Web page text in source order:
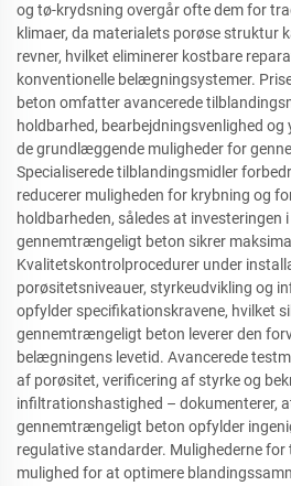
og tø-krydsning overgår ofte dem for
klimaer, da materialets porøse struktur
revner, hvilket eliminerer kostbare
konventionelle belægningsystemer.
beton omfatter avancerede
holdbarhed, bearbejdningsvenlighed og
de grundlæggende muligheder for
Specialiserede tilblandingsmidler
reducerer muligheden for krybning og
holdbarheden, således at investeringen
gennemtrængeligt beton sikrer
Kvalitetskontrolprocedurer under
porøsitetsniveauer, styrkeudvikling og
opfylder specifikationskravene, hvilket
gennemtrængeligt beton leverer den
belægningens levetid. Avancerede
af porøsitet, verificering af styrke og
infiltrationshastighed – dokumenterer,
gennemtrængeligt beton opfylder
regulative standarder. Mulighederne
mulighed for at optimere